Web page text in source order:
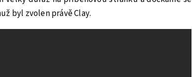
byl zvolen právě Clay.